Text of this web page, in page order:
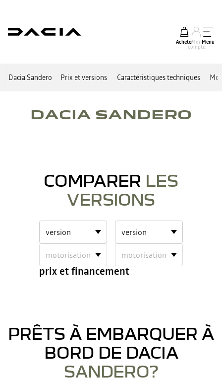
AcheterMon
compte
Menu
Dacia Sandero Prix et versions Caractéristiques techniques
DACIA SANDERO
COMPARER LES
VERSIONS
undefined
undefined
prix et financement
PRÊTS À EMBARQUER À
BORD DE DACIA
SANDERO?